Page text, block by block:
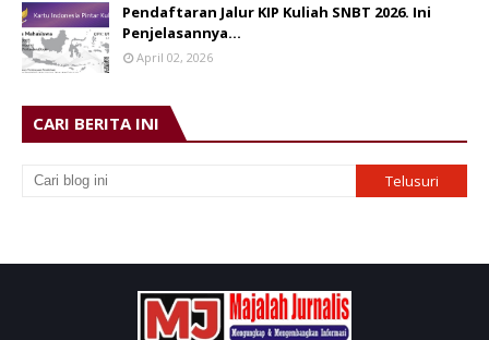
Pendaftaran Jalur KIP Kuliah SNBT 2026. Ini
Penjelasannya…
April 02, 2026
CARI BERITA INI